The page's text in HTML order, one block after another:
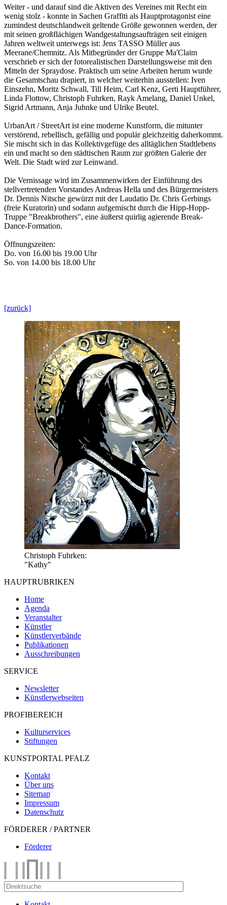
Weiter - und darauf sind die Aktiven des Vereines mit Recht ein
wenig stolz - konnte in Sachen Graffiti als Hauptprotagonist eine
zumindest deutschlandweit geltende Größe gewonnen werden, der
mit seinen großflächigen Wandgestaltungsaufträgen seit einigen
Jahren weltweit unterwegs ist: Jens TASSO Müller aus
Meerane/Chemnitz. Als Mitbegründer der Gruppe Ma'Claim
verschrieb er sich der fotorealistischen Darstellungsweise mit den
Mitteln der Spraydose. Praktisch um seine Arbeiten herum wurde
die Gesamtschau drapiert, in welcher weiterhin ausstellen: Iven
Einszehn, Moritz Schwall, Till Heim, Carl Kenz, Gerti Hauptführer,
Linda Flottow, Christoph Fuhrken, Rayk Amelang, Daniel Unkel,
Sigrid Artmann, Anja Juhnke und Ulrike Beutel.
UrbanArt / StreetArt ist eine moderne Kunstform, die mitunter
verstörend, rebellisch, gefällig und populär gleichzeitig daherkommt.
Sie mischt sich in das Kollektivgefüge des alltäglichen Stadtlebens
ein und macht so den städtischen Raum zur größten Galerie der
Welt. Die Stadt wird zur Leinwand.
Die Vernissage wird im Zusammenwirken der Einführung des
stellvertretenden Vorstandes Andreas Hella und des Bürgermeisters
Dr. Dennis Nitsche gewürzt mit der Laudatio Dr. Chris Gerbings
(freie Kuratorin) und sodann aufgemischt durch die Hipp-Hopp-
Truppe "Breakbrothers", eine äußerst quirlig agierende Break-
Dance-Formation.
Öffnungszeiten:
Do. von 16.00 bis 19.00 Uhr
So. von 14.00 bis 18.00 Uhr
[zurück]
Christoph Fuhrken:
"Kathy"
HAUPTRUBRIKEN
Home
Agenda
Veranstalter
Künstler
Künstlerverbände
Publikationen
Ausschreibungen
SERVICE
Newsletter
Künstlerwebseiten
PROFIBEREICH
Kulturservices
Stiftungen
KUNSTPORTAL PFALZ
Kontakt
Über uns
Sitemap
Impressum
Datenschutz
FÖRDERER / PARTNER
Förderer